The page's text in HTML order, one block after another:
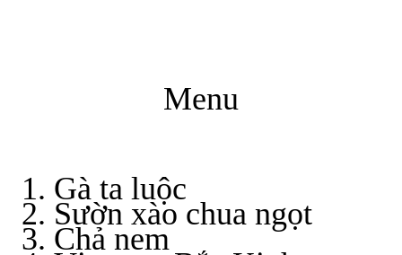
Menu
Gà ta luộc
Sườn xào chua ngọt
Chả nem